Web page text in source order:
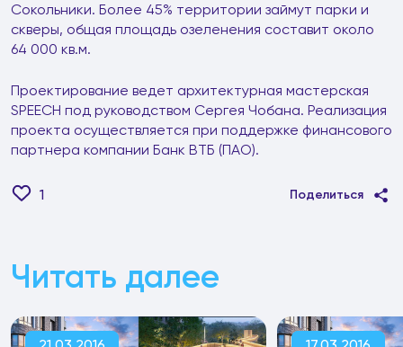
Сокольники. Более 45% территории займут парки и
скверы, общая площадь озеленения составит около
64 000 кв.м.
Проектирование ведет архитектурная мастерская
SPEECH под руководством Сергея Чобана. Реализация
проекта осуществляется при поддержке финансового
партнера компании Банк ВТБ (ПАО).
1 Поделиться
Читать далее